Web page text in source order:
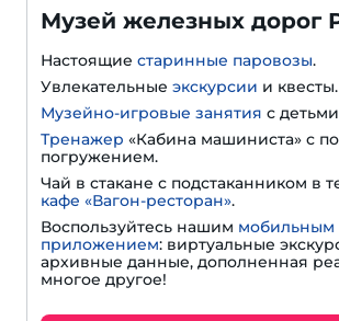
Музей железных дорог
Настоящие старинные паровозы.
Увлекательные экскурсии и квесты.
Музейно-игровые занятия с
Тренажер «Кабина машиниста» с
погружением.
Чай в стакане с подстаканником в
кафе «Вагон-ресторан».
Воспользуйтесь нашим мобильным
приложением: виртуальные
архивные данные, дополненная
многое другое!